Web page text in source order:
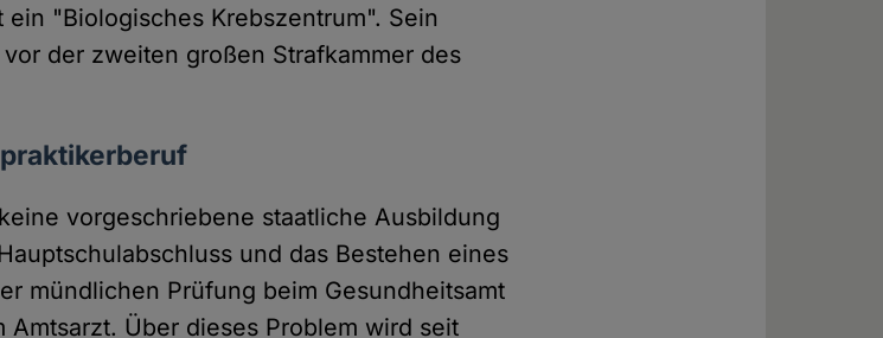
"Biologisches Krebszentrum". Sein
vor der zweiten großen Strafkammer des
vorgeschriebene staatliche Ausbildung
und das Bestehen eines
mündlichen Prüfung beim Gesundheitsamt
Über dieses Problem wird seit